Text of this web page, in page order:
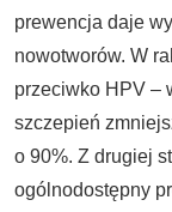
prewencja daje
nowotworów. W
przeciwko HPV –
szczepień
o 90%. Z drugiej
ogólnodostępny